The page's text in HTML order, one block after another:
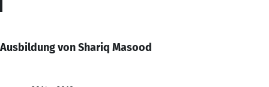
Ausbildung von Shariq Masood